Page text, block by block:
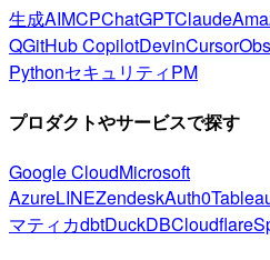
生成AIMCPChatGPTClaude
QGitHub CopilotDevinCursor
PythonセキュリティPM
プロダクトやサービスで探す
Google CloudMicrosoft
AzureLINEZendeskAuth0
マティカdbtDuckDBCloudflare